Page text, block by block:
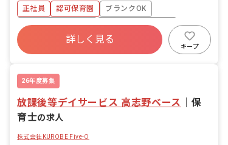
（主活動の準備、清掃など） ・保護者対
応（連絡帳の作成など） ・各種帳票作成
（日誌、行事計画など） ■園児年齢層：
0～5歳児
正社員 認可保育園
ブランクOK
ボーナス・賞与あり
年間休日120日以上
社会保険完備
有給
福利厚生充実
詳しく見る
キープ
26年度募集
放課後等デイサービス 高志野ベース
保
育士の求人
株式会社KUROBE Five-O